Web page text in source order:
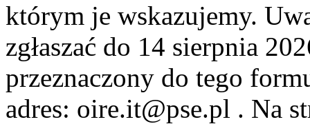
którym je wskazujemy.
zgłaszać do 14 sierpnia
przeznaczony do tego
adres: oire.it@pse.pl . Na